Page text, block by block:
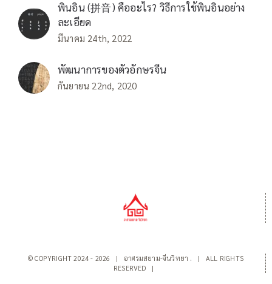
พินอิน (拼音) คืออะไร? วิธีการใช้พินอินอย่าง
ละเอียด
มีนาคม 24th, 2022
พัฒนาการของตัวอักษรจีน
กันยายน 22nd, 2020
© COPYRIGHT 2024 - 2026 | อาศรมสยาม-จีนวิทยา .
| ALL RIGHTS
RESERVED |